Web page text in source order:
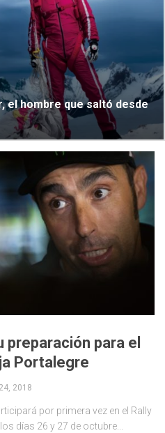
el hombre que saltó desde
preparación para el
Portalegre
2018
por primera vez en el Rally
días 26 y 27 de octubre...